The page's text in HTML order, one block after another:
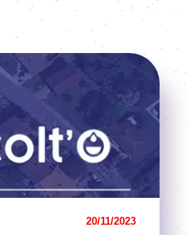
20/11/2023